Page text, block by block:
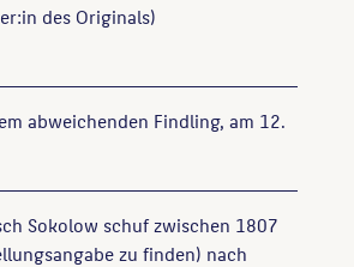
des Originals)
abweichenden Findling, am 12.
Sokolow schuf zwischen 1807
zu finden) nach